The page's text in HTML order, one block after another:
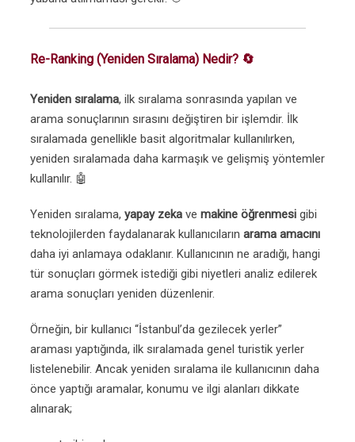
Re-Ranking (Yeniden Sıralama) Nedir? 🔄
Yeniden sıralama, ilk sıralama sonrasında yapılan ve
arama sonuçlarının sırasını değiştiren bir işlemdir. İlk
sıralamada genellikle basit algoritmalar kullanılırken,
yeniden sıralamada daha karmaşık ve gelişmiş yöntemler
kullanılır. 🤖
Yeniden sıralama, yapay zeka ve makine öğrenmesi gibi
teknolojilerden faydalanarak kullanıcıların arama amacını
daha iyi anlamaya odaklanır. Kullanıcının ne aradığı, hangi
tür sonuçları görmek istediği gibi niyetleri analiz edilerek
arama sonuçları yeniden düzenlenir.
Örneğin, bir kullanıcı “İstanbul’da gezilecek yerler”
araması yaptığında, ilk sıralamada genel turistik yerler
listelenebilir. Ancak yeniden sıralama ile kullanıcının daha
önce yaptığı aramalar, konumu ve ilgi alanları dikkate
alınarak;